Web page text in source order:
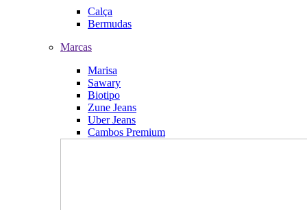
Calça
Bermudas
Marcas
Marisa
Sawary
Biotipo
Zune Jeans
Uber Jeans
Cambos Premium